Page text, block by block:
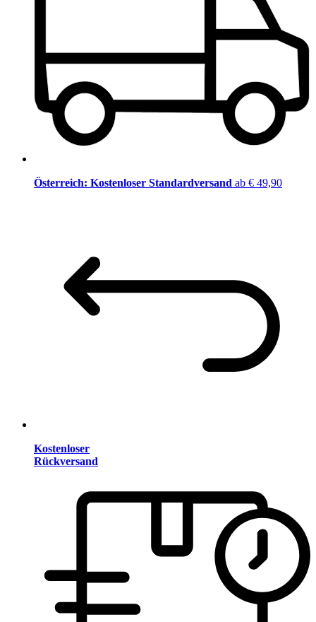
Österreich: Kostenloser Standardversand ab € 49,90
Kostenloser
Rückversand